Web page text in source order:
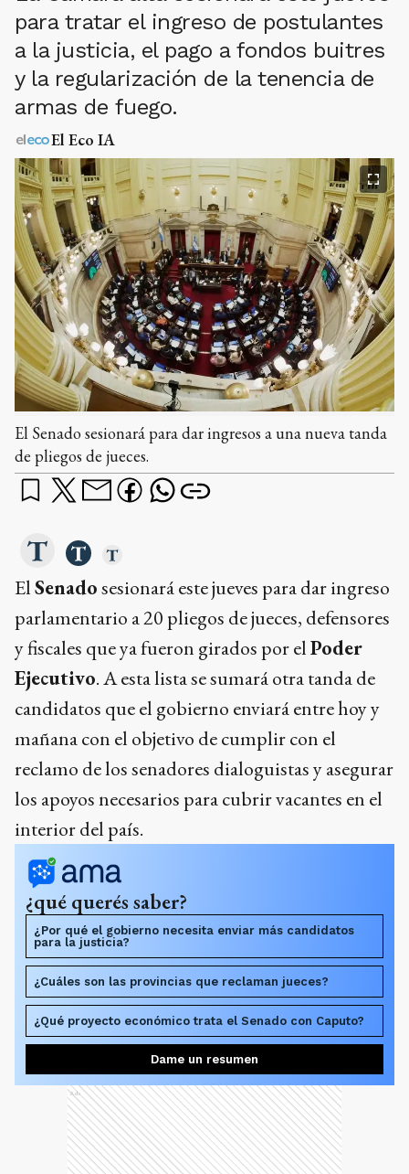
para tratar el ingreso de postulantes
a la justicia, el pago a fondos buitres
y la regularización de la tenencia de
armas de fuego.
El Eco IA
El Senado sesionará para dar ingresos a una nueva tanda
de pliegos de jueces.
ElSenadosesionará este jueves para dar ingreso
parlamentario a 20 pliegos de jueces, defensores
y fiscales que ya fueron girados por elPoder
Ejecutivo. A esta lista se sumará otra tanda de
candidatos que el gobierno enviará entre hoy y
mañana con el objetivo de cumplir con el
reclamo de los senadores dialoguistas y asegurar
los apoyos necesarios para cubrir vacantes en el
interior del país.
¿qué querés saber?
¿Por qué el gobierno necesita enviar más candidatos
para la justicia?
¿Cuáles son las provincias que reclaman jueces?
¿Qué proyecto económico trata el Senado con Caputo?
Dame un resumen
Ads